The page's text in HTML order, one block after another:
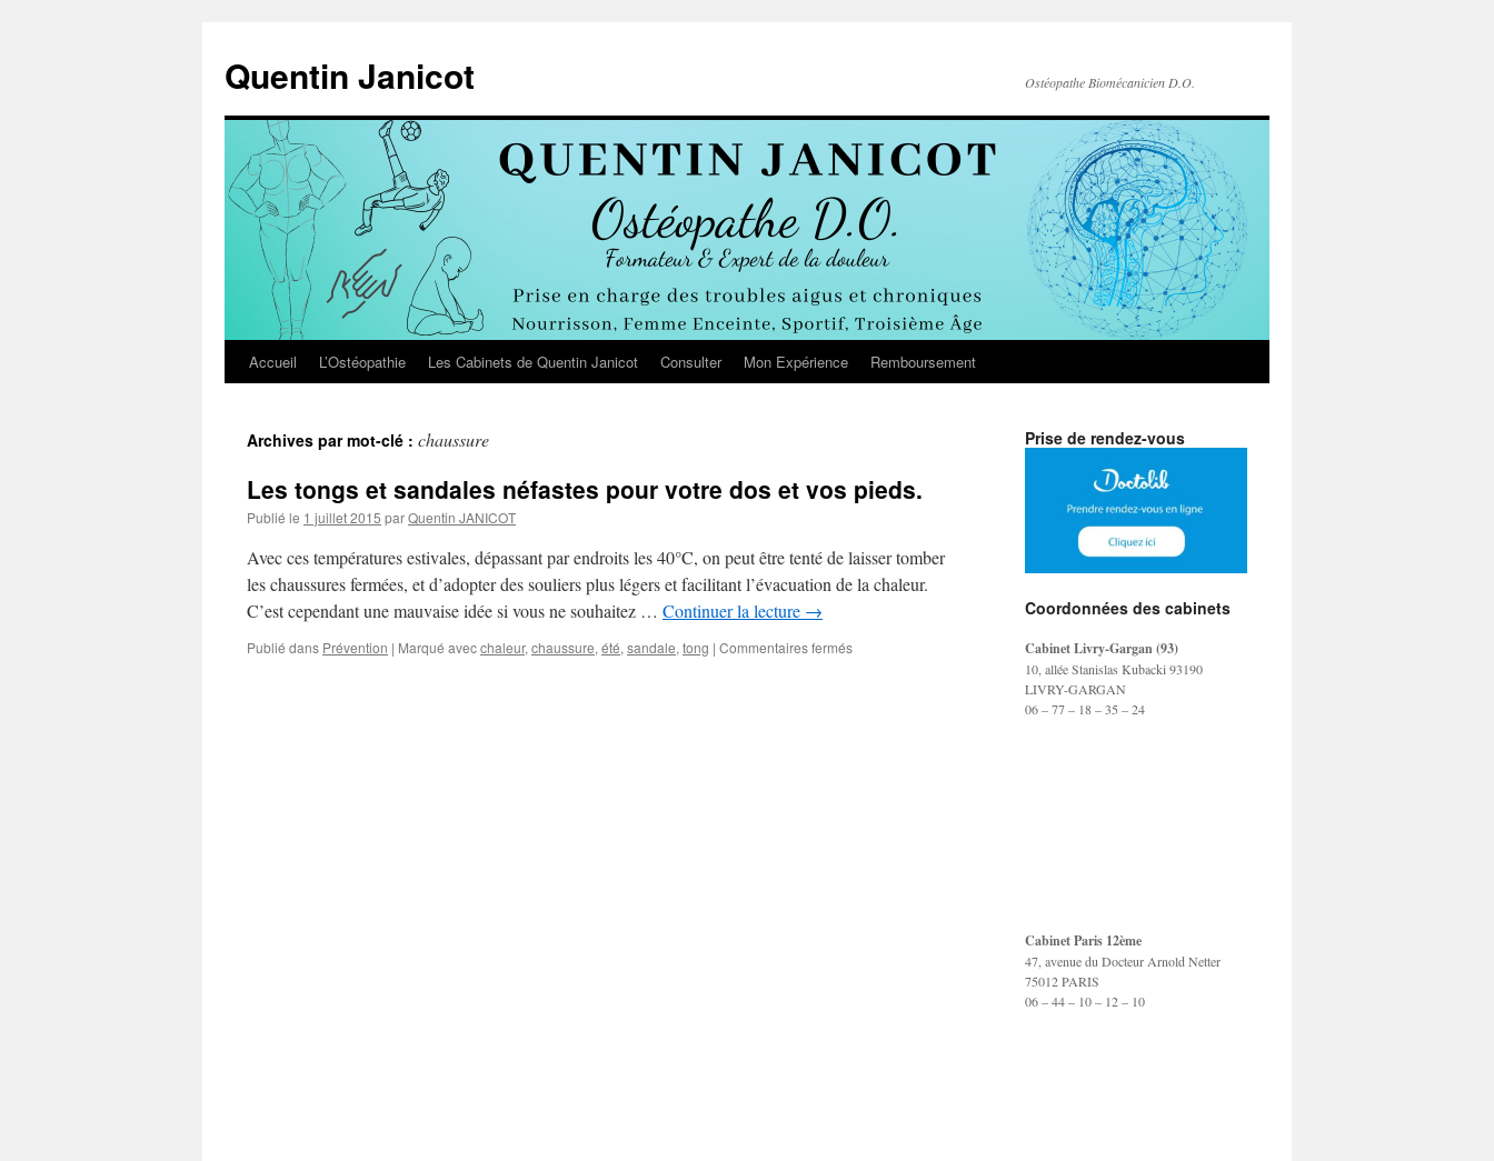
contenu
Quentin Janicot Ostéopathe Biomécanicien D.O.
Accueil L’Ostéopathie Les Cabinets de Quentin Janicot Consulter Mon Expérience Remboursement
Archives par mot-clé : chaussure
Les tongs et sandales néfastes pour votre dos et vos pieds.
Publié le 1 juillet 2015 parQuentin JANICOT
Avec ces températures estivales, dépassant par endroits les 40°C, on peut être tenté de laisser tomber
les chaussures fermées, et d’adopter des souliers plus légers et facilitant l’évacuation de la chaleur.
C’est cependant une mauvaise idée si vous ne souhaitez … Continuer la lecture →
Publié dans Prévention | Marqué avecchaleur, chaussure, été, sandale, tong | Commentaires ferméssur
Prise de rendez-vous
Coordonnées des cabinets
Cabinet Livry-Gargan (93)
10, allée Stanislas Kubacki 93190
LIVRY-GARGAN
06 – 77 – 18 – 35 – 24
Cabinet Paris 12ème
47, avenue du Docteur Arnold Netter
75012 PARIS
06 – 44 – 10 – 12 – 10